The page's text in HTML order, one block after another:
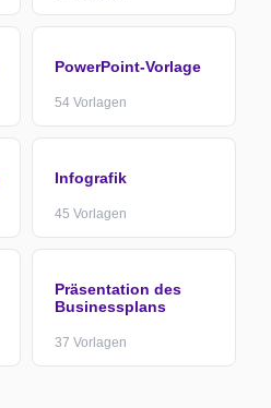
PowerPoint-Vorlage
54 Vorlagen
Infografik
45 Vorlagen
Präsentation des
Businessplans
37 Vorlagen